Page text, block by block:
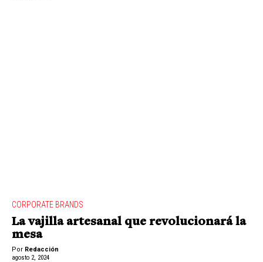
CORPORATE BRANDS
La vajilla artesanal que revolucionará la
mesa
Por Redacción
agosto 2, 2024